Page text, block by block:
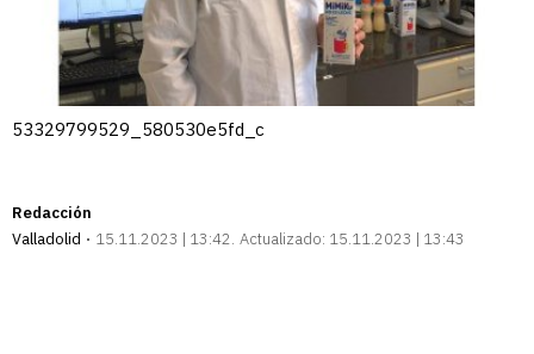
53329799529_580530e5fd_c
Redacción
Valladolid
15.11.2023 | 13:42 Actualizado: 15.11.2023 | 13:43